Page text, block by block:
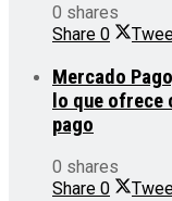
0 shares
Share 0
Mercado
lo que ofrece
pago
0 shares
Share 0